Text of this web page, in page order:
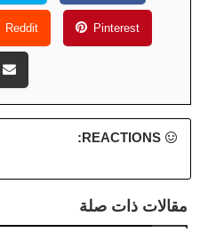
Pinterest
Reddit
REACTIONS:
مقالات ذات صلة